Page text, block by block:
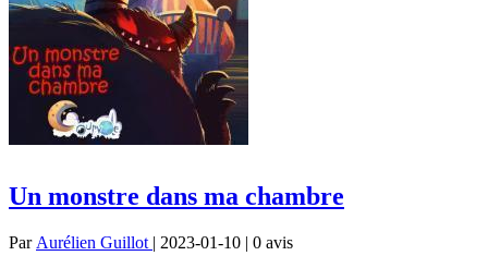
Un monstre dans ma chambre
Par Aurélien Guillot | 2023-01-10 | 0 avis